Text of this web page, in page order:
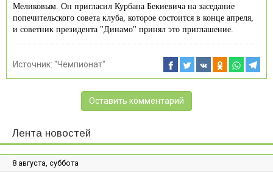
Меликовым. Он пригласил Курбана Бекиевича на заседание
попечительского совета клуба, которое состоится в конце апреля,
и советник президента "Динамо" принял это приглашение.
Источник: "Чемпионат"
Оставить комментарий
Лента новостей
8 августа, суббота